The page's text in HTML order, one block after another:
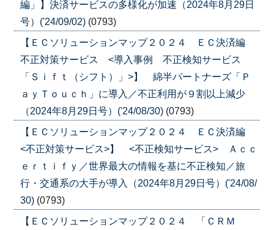
編」】決済サービスの多様化が加速（2024年8月29日
号）('24/09/02) (0793)
【ＥＣソリューションマップ２０２４ ＥＣ決済編
不正対策サービス <導入事例 不正検知サービス
「Ｓｉｆｔ（シフト）」>】 綿半パートナーズ「Ｐ
ａｙＴｏｕｃｈ」に導入／不正利用が９割以上減少
（2024年8月29日号）('24/08/30) (0793)
【ＥＣソリューションマップ２０２４ ＥＣ決済編
<不正対策サービス>】 <不正検知サービス> Ａｃｃ
ｅｒｔｉｆｙ／世界最大の情報を基に不正検知／旅
行・交通系の大手が導入（2024年8月29日号）('24/08/
30) (0793)
【ＥＣソリューションマップ２０２４ 「ＣＲＭ